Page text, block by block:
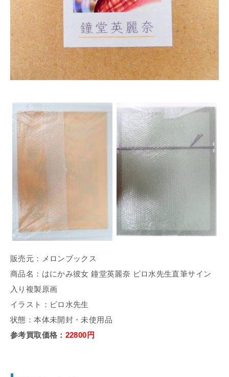
販売元：メロンブックス
商品名：はにかみ彼女 鐘堂英麗奈 ピロ水先生直筆サイン
入り複製原画
イラスト：ピロ水先生
状態：本体未開封・未使用品
参考買取価格： 22800円